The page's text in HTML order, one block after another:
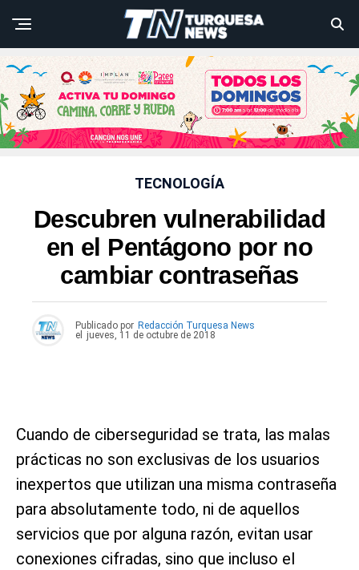
TECNOLOGÍA
Descubren vulnerabilidad
en el Pentágono por no
cambiar contraseñas
Publicado por Redacción Turquesa News
el
jueves, 11 de octubre de 2018
Cuando de ciberseguridad se trata, las malas
prácticas no son exclusivas de los usuarios
inexpertos que utilizan una misma contraseña
para absolutamente todo, ni de aquellos
servicios que por alguna razón, evitan usar
conexiones cifradas, sino que incluso el